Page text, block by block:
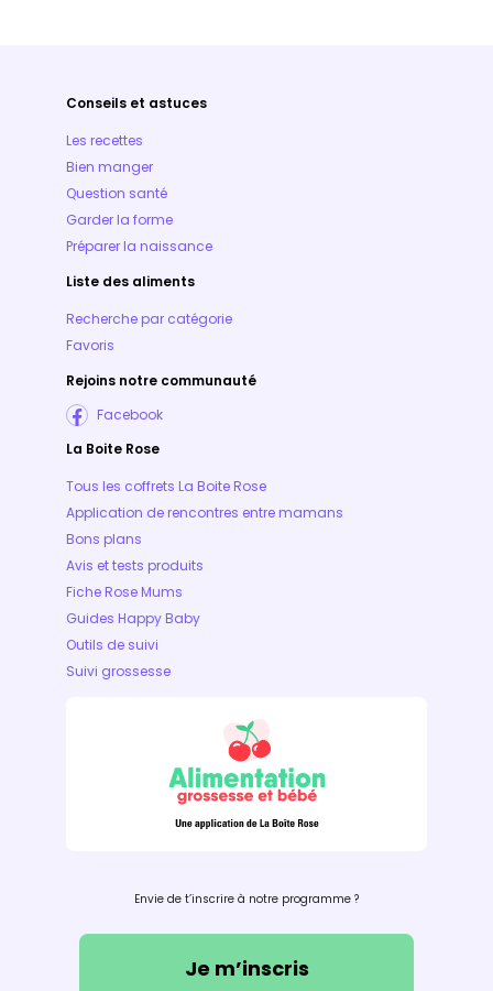
Conseils et astuces
Les recettes
Bien manger
Question santé
Garder la forme
Préparer la naissance
Liste des aliments
Recherche par catégorie
Favoris
Rejoins notre communauté
Facebook
La Boite Rose
Tous les coffrets La Boite Rose
Application de rencontres entre mamans
Bons plans
Avis et tests produits
Fiche Rose Mums
Guides Happy Baby
Outils de suivi
Suivi grossesse
Envie de t’inscrire à notre programme ?
Je m’inscris